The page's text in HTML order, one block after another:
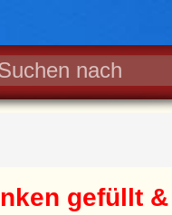
gefüllt